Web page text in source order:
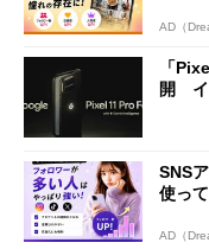
AD（
「
開 イ
SNS
使って
AD（